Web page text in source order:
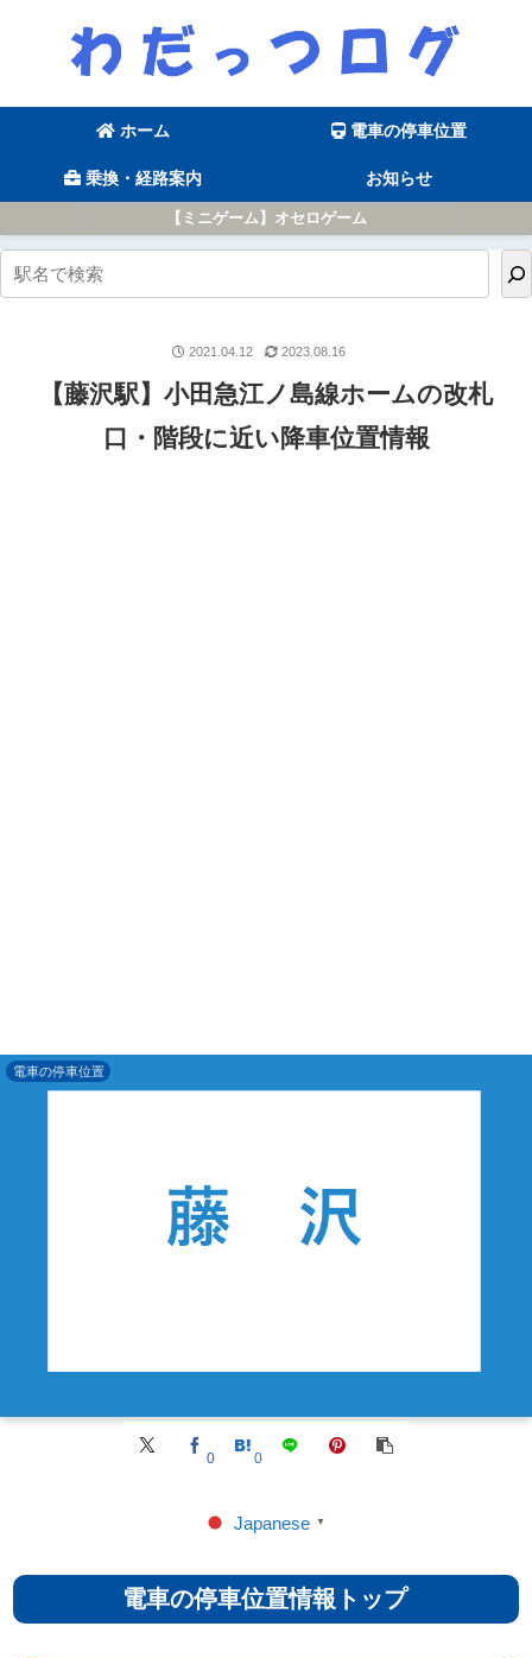
ホーム 電車の停車位置
乗換・経路案内 お知らせ
【ミニゲーム】オセロゲーム
【藤沢駅】小田急江ノ島線ホームの改札
口・階段に近い降車位置情報
電車の停車位置
0 0
2021.04.12 2023.08.16
Japanese ▼
電車の停車位置情報トップ